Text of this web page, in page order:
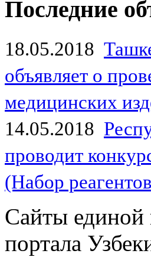
Последние
18.05.2018
объявляет о
медицинских
14.05.2018
проводит
(Набор
Сайты единой
портала